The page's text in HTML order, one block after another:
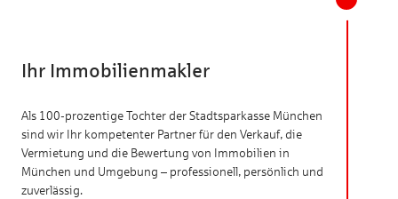
Ihr Immobilienmakler
Als 100-prozentige Tochter der Stadtsparkasse München
sind wir Ihr kompetenter Partner für den Verkauf, die
Vermietung und die Bewertung von Immobilien in
München und Umgebung – professionell, persönlich und
zuverlässig.